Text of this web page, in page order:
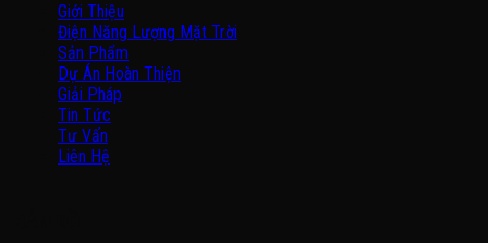
Giới Thiệu
Điện Năng Lượng Mặt Trời
Sản Phẩm
Dự Án Hoàn Thiện
Giải Pháp
Tin Tức
Tư Vấn
Liên Hệ